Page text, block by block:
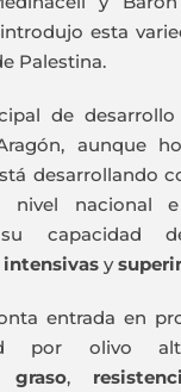
esta
Palestina.
de
aunque
desarrollando
nivel nacional e
capacidad
y
entrada en
por olivo
graso,